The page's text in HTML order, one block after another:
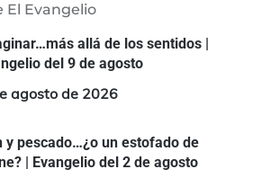
El Evangelio
allá de los sentidos |
del 9 de agosto
agosto de 2026
y pescado…¿o un estofado de
| Evangelio del 2 de agosto